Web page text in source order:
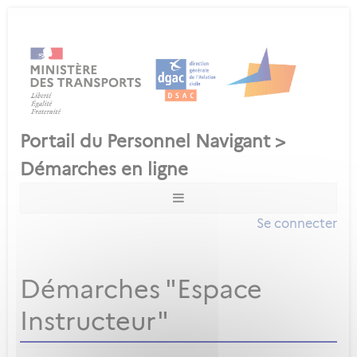
Se connecter
Démarches "Espace
Instructeur"